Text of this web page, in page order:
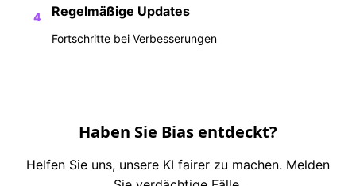
4 Regelmäßige Updates
Fortschritte bei Verbesserungen
Haben Sie Bias entdeckt?
Helfen Sie uns, unsere KI fairer zu machen. Melden